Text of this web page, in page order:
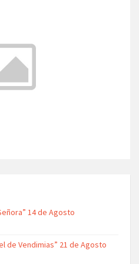
14 de Agosto
de Vendimias” 21 de Agosto